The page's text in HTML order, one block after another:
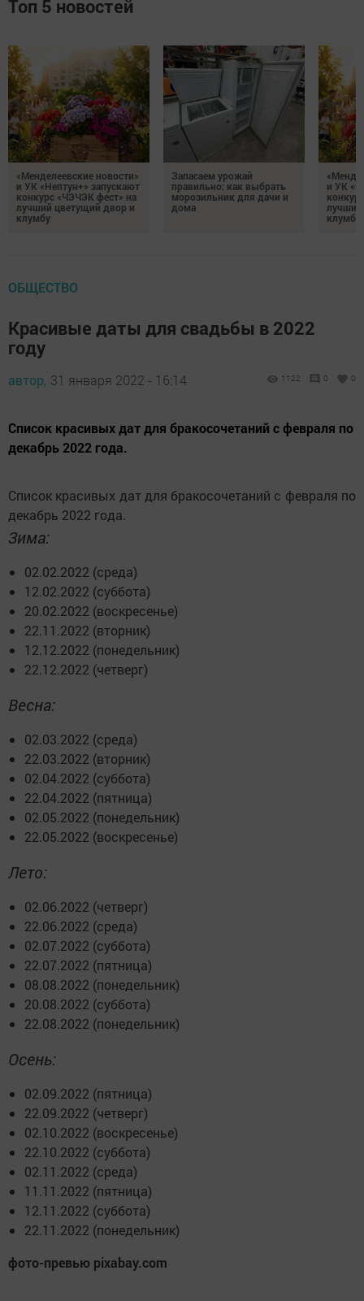
Топ 5 новостей
«Менделеевские новости»
и УК «Нептун+» запускают
конкурс «ЧЭЧЭК фест» на
лучший цветущий двор и
клумбу
Запасаем урожай
правильно: как выбрать
морозильник для дачи и
дома
и УК
лучший
клумбу
ОБЩЕСТВО
Красивые даты для свадьбы в 2022
году
автор, 31 января 2022 - 16:14 1122 0 0
Список красивых дат для бракосочетаний с февраля по
декабрь 2022 года.
Список красивых дат для бракосочетаний с февраля по
декабрь 2022 года.
Зима:
02.02.2022 (среда)
12.02.2022 (суббота)
20.02.2022 (воскресенье)
22.11.2022 (вторник)
12.12.2022 (понедельник)
22.12.2022 (четверг)
Весна:
02.03.2022 (среда)
22.03.2022 (вторник)
02.04.2022 (суббота)
22.04.2022 (пятница)
02.05.2022 (понедельник)
22.05.2022 (воскресенье)
Лето:
02.06.2022 (четверг)
22.06.2022 (среда)
02.07.2022 (суббота)
22.07.2022 (пятница)
08.08.2022 (понедельник)
20.08.2022 (суббота)
22.08.2022 (понедельник)
Осень:
02.09.2022 (пятница)
22.09.2022 (четверг)
02.10.2022 (воскресенье)
22.10.2022 (суббота)
02.11.2022 (среда)
11.11.2022 (пятница)
12.11.2022 (суббота)
22.11.2022 (понедельник)
фото-превью pixabay.com